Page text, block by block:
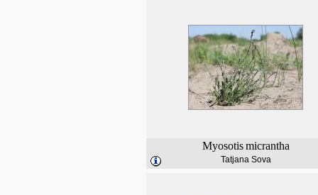
Myosotis micrantha
Tatjana Sova